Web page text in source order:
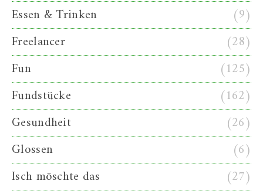
Essen & Trinken
(9)
Freelancer
(28)
Fun
(125)
Fundstücke
(162)
Gesundheit
(26)
Glossen
(6)
Isch möschte das
(27)